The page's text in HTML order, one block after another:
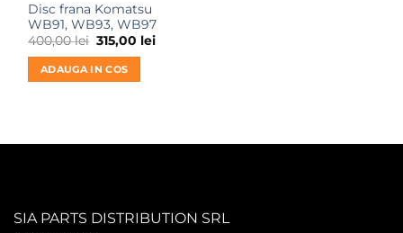
Disc frana Komatsu
WB91, WB93, WB97
400,00lei Prețul
inițial
a
fost:
400,00 lei.
315,00 leiPrețul
ADAUGA IN COS
SIA PARTS DISTRIBUTION SRL